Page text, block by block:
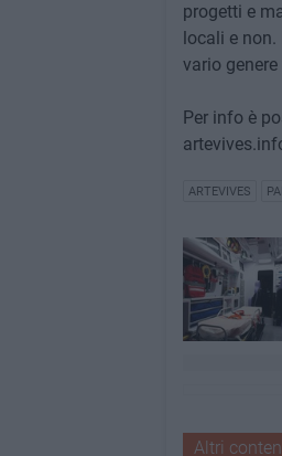
progetti e
locali e
vario
Per info è
ARTEVIVES
Altri